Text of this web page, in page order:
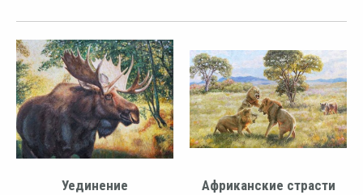
Уединение Африканские страсти